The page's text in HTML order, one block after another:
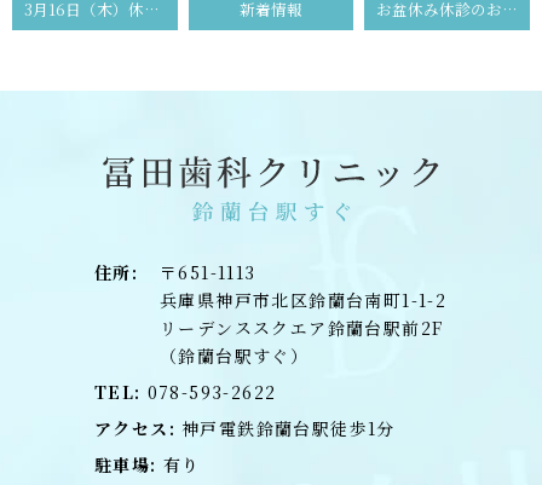
3月16日（木）休診のお知らせ 新着情報 お盆休み休診のお知らせ
住所:
〒651-1113
兵庫県神戸市北区鈴蘭台南町1-1-2
リーデンススクエア鈴蘭台駅前2F
（鈴蘭台駅すぐ）
TEL: 078-593-2622
アクセス: 神戸電鉄鈴蘭台駅徒歩1分
駐車場: 有り